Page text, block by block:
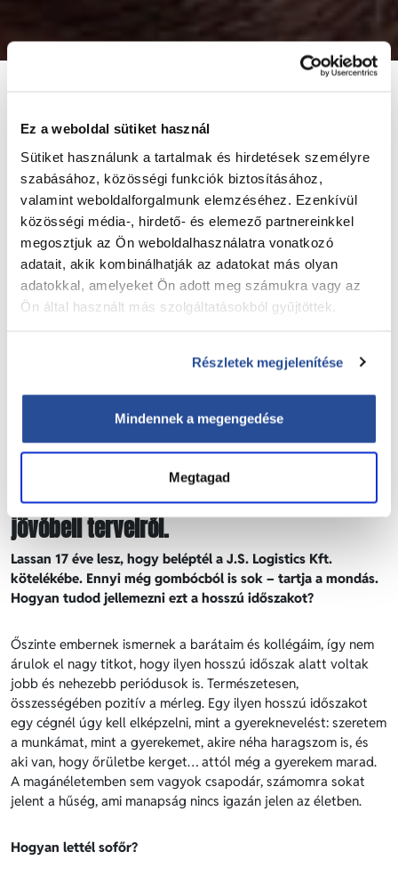
Ez a weboldal sütiket használ
Sütiket használunk a tartalmak és hirdetések személyre
szabásához, közösségi funkciók biztosításához,
valamint weboldalforgalmunk elemzéséhez. Ezenkívül
közösségi média-, hirdető- és elemező partnereinkkel
megosztjuk az Ön weboldalhasználatra vonatkozó
adatait, akik kombinálhatják az adatokat más olyan
adatokkal, amelyeket Ön adott meg számukra vagy az
Ön által használt más szolgáltatásokból gyűjtöttek.
Részletek megjelenítése
Mindennek a megengedése
Megtagad
Vállalatunk 2006-os alapítása óta vannak
olyan kollégák, akik a mai napig nálunk
dolgoznak. Cégünk legrégebben velünk
dolgozó sofőrével, Bagoly Leventével
beszélgettünk az elmúlt majd 17 évéről és
jövőbeli terveiről.
Lassan 17 éve lesz, hogy beléptél a J.S. Logistics Kft.
kötelékébe. Ennyi még gombócból is sok – tartja a mondás.
Hogyan tudod jellemezni ezt a hosszú időszakot?
Őszinte embernek ismernek a barátaim és kollégáim, így nem
árulok el nagy titkot, hogy ilyen hosszú időszak alatt voltak
jobb és nehezebb periódusok is. Természetesen,
összességében pozitív a mérleg. Egy ilyen hosszú időszakot
egy cégnél úgy kell elképzelni, mint a gyereknevelést: szeretem
a munkámat, mint a gyerekemet, akire néha haragszom is, és
aki van, hogy őrületbe kerget… attól még a gyerekem marad.
A magánéletemben sem vagyok csapodár, számomra sokat
jelent a hűség, ami manapság nincs igazán jelen az életben.
Hogyan lettél sofőr?